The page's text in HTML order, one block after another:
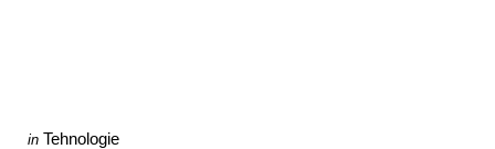
Categories
Posted
in Tehnologie